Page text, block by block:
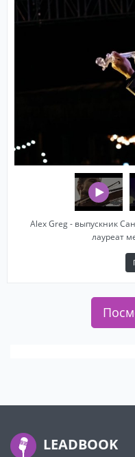
Alex Greg - выпускник
лауреат
LEADBOOK